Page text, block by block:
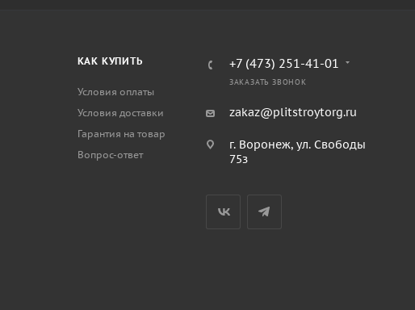
КАК КУПИТЬ
Условия оплаты
Условия доставки
Гарантия на товар
Вопрос-ответ
+7 (473) 251-41-01
ЗАКАЗАТЬ ЗВОНОК
zakaz@plitstroytorg.ru
г. Воронеж, ул. Свободы
75з